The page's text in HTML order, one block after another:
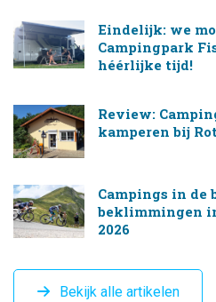
Eindelijk: we
Campingpark
héérlijke tijd!
Review:
kamperen bij
Campings in de
beklimmingen
2026
Bekijk alle artikelen